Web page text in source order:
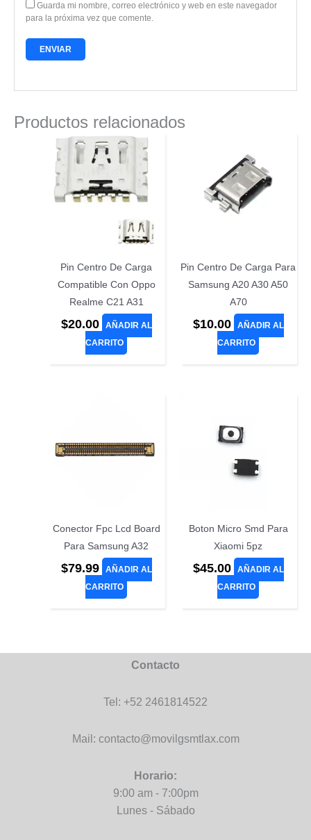
Guarda mi nombre, correo electrónico y web en este navegador
para la próxima vez que comente.
Productos relacionados
Pin Centro De Carga
Compatible Con Oppo
Realme C21 A31
$20.00
AÑADIR AL
CARRITO
Pin Centro De Carga Para
Samsung A20 A30 A50
A70
$10.00
AÑADIR AL
CARRITO
Conector Fpc Lcd Board
Para Samsung A32
$79.99
AÑADIR AL
CARRITO
Boton Micro Smd Para
Xiaomi 5pz
$45.00
AÑADIR AL
CARRITO
Contacto
Tel: +52 2461814522
Mail: contacto@movilgsmtlax.com
Horario:
9:00 am - 7:00pm
Lunes - Sábado